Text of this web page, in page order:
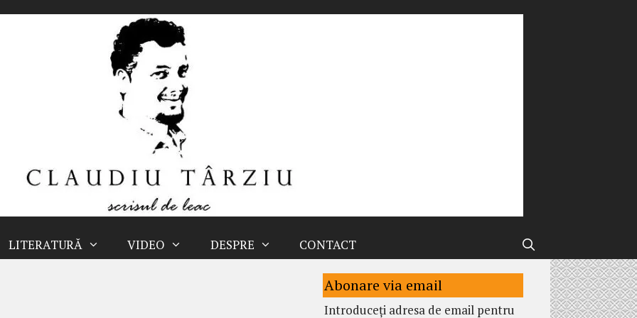
LITERATURĂ VIDEO DESPRE CONTACT
Abonare via email
Introduceți adresa de email pentru